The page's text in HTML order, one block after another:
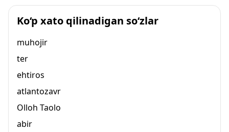
Ko‘p xato qilinadigan so‘zlar
muhojir
ter
ehtiros
atlantozavr
Olloh Taolo
abir